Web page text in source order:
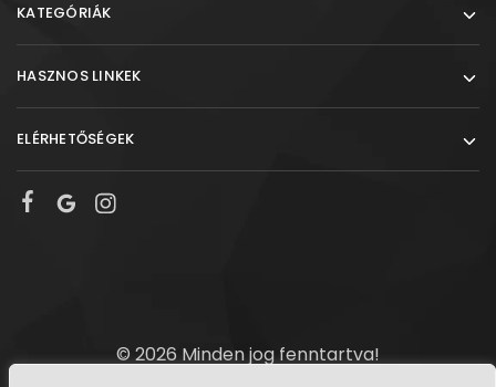
KATEGÓRIÁK
HASZNOS LINKEK
ELÉRHETŐSÉGEK
© 2026 Minden jog fenntartva!